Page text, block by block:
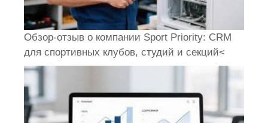
Обзор-отзыв о компании Sport Priority: CRM
для спортивных клубов, студий и секций<